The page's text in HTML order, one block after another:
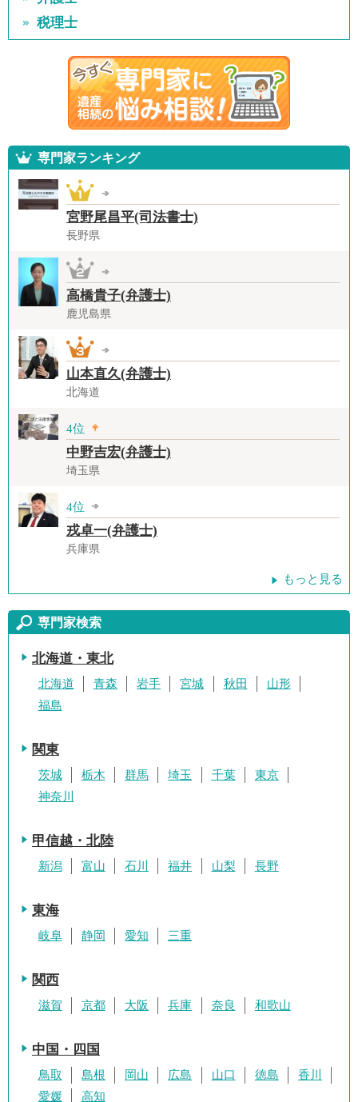
税理士
専門家ランキング
宮野尾昌平(司法書士)
長野県
高橋貴子(弁護士)
鹿児島県
山本直久(弁護士)
北海道
4位
中野吉宏(弁護士)
埼玉県
4位
戎卓一(弁護士)
兵庫県
もっと見る
専門家検索
北海道・東北
北海道 青森 岩手 宮城 秋田
山形
福島
関東
茨城 栃木 群馬 埼玉 千葉
東京
神奈川
甲信越・北陸
新潟 富山 石川 福井 山梨 長野
東海
岐阜 静岡 愛知 三重
関西
滋賀 京都 大阪 兵庫 奈良 和歌山
中国・四国
鳥取 島根 岡山 広島 山口 徳島
香川
愛媛
高知